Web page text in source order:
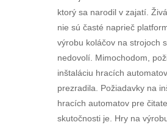
ktorý sa narodil v zajatí.
nie sú časté naprieč
výrobu koláčov na strojoch
nedovolí. Mimochodom,
inštaláciu hracích
prezradila. Požiadavky na
hracích automatov pre
skutočnosti je. Hry na